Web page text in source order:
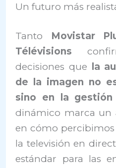
Un futuro más
Tanto
Movistar
Télévisions
decisiones que
la
de la imagen no
sino en la
dinámico marca un
en cómo
la televisión en
estándar para las